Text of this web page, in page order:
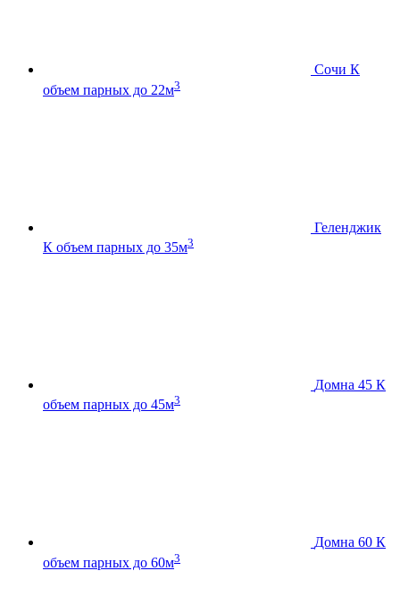
Сочи К
объем парных до 22м3
Геленджик
К объем парных до 35м3
Домна 45 К
объем парных до 45м3
Домна 60 К
объем парных до 60м3